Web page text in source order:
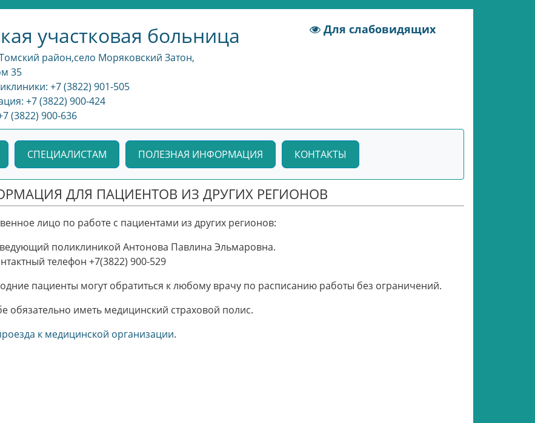
участковая больница
район,село Моряковский Затон,
35
+7 (3822) 901-505
+7 (3822) 900-424
(3822) 900-636
Для слабовидящих
СПЕЦИАЛИСТАМ ПОЛЕЗНАЯ ИНФОРМАЦИЯ КОНТАКТЫ
ДЛЯ ПАЦИЕНТОВ ИЗ ДРУГИХ РЕГИОНОВ
лицо по работе с пациентами из других регионов:
поликлиникой Антонова Павлина Эльмаровна.
телефон +7(3822) 900-529
пациенты могут обратиться к любому врачу по расписанию работы без ограничений.
обязательно иметь медицинский страховой полис.
к медицинской организации.